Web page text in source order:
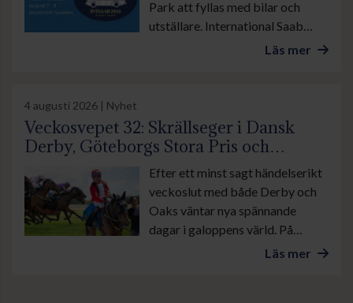
Park att fyllas med bilar och
utställare. International Saab
Läs mer
4 augusti 2026 | Nyhet
Veckosvepet 32: Skrällseger i Dansk
Derby, Göteborgs Stora Pris och
suverän insats av Lamborghini BF
Efter ett minst sagt händelserikt
veckoslut med både Derby och
Oaks väntar nya spännande
dagar i galoppens värld. På
onsdag är det lunchgalopp på
Läs mer